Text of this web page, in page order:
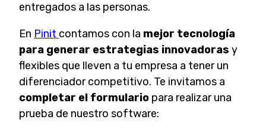
entregados a las personas.
En Pinit contamos con la mejor tecnología
para generar estrategias innovadoras y
flexibles que lleven a tu empresa a tener un
diferenciador competitivo. Te invitamos a
completar el formulario para realizar una
prueba de nuestro software: